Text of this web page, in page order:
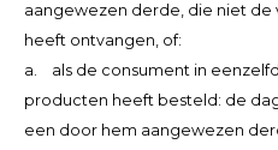
aangewezen derde, die niet
heeft ontvangen, of:
a. als de consument in
producten heeft besteld: de
een door hem aangewezen